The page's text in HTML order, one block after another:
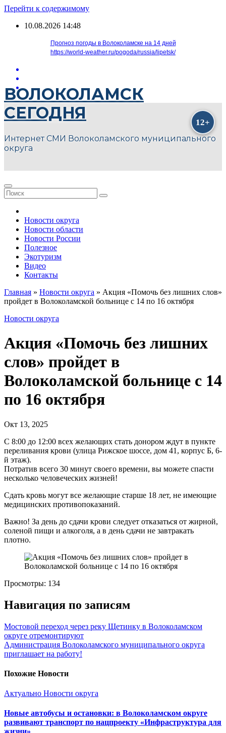
Перейти к содержимому
10.08.2026 14:48
Прогноз погоды в Волоколамске на 14 дней
https://world-weather.ru/pogoda/russia/lipetsk/
ВОЛОКОЛАМСК
СЕГОДНЯ
Интернет СМИ Волоколамского муниципального
округа
Новости округа
Новости области
Новости России
Полезное
Экотуризм
Видео
Контакты
Главная » Новости округа » Акция «Помочь без лишних слов»
пройдет в Волоколамской больнице с 14 по 16 октября
Новости округа
Акция «Помочь без лишних
слов» пройдет в
Волоколамской больнице с 14
по 16 октября
Окт 13, 2025
С 8:00 до 12:00 всех желающих стать донором ждут в пункте
переливания крови (улица Рижское шоссе, дом 41, корпус Б, 6-
й этаж).
Потратив всего 30 минут своего времени, вы можете спасти
несколько человеческих жизней!
Сдать кровь могут все желающие старше 18 лет, не имеющие
медицинских противопоказаний.
Важно! За день до сдачи крови следует отказаться от жирной,
соленой пищи и алкоголя, а в день сдачи не завтракать
плотно.
Просмотры: 134
Навигация по записям
Мостовой переход через реку Щетинку в Волоколамском
округе отремонтируют
Администрация Волоколамского муниципального округа
приглашает на работу!
Похожие Новости
Актуально Новости округа
Новые автобусы и остановки: в Волоколамском округе
развивают транспорт по нацпроекту «Инфраструктура для